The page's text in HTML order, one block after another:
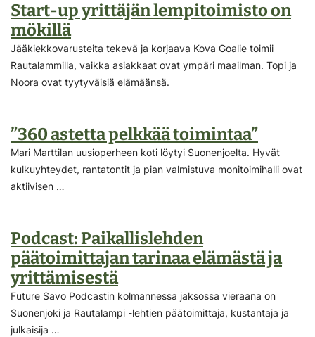
Start-up yrittäjän lempitoimisto on
mökillä
Jääkiekkovarusteita tekevä ja korjaava Kova Goalie toimii
Rautalammilla, vaikka asiakkaat ovat ympäri maailman. Topi ja
Noora ovat tyytyväisiä elämäänsä.
”360 astetta pelkkää toimintaa”
Mari Marttilan uusioperheen koti löytyi Suonenjoelta. Hyvät
kulkuyhteydet, rantatontit ja pian valmistuva monitoimihalli ovat
aktiivisen …
Podcast: Paikallislehden
päätoimittajan tarinaa elämästä ja
yrittämisestä
Future Savo Podcastin kolmannessa jaksossa vieraana on
Suonenjoki ja Rautalampi -lehtien päätoimittaja, kustantaja ja
julkaisija …